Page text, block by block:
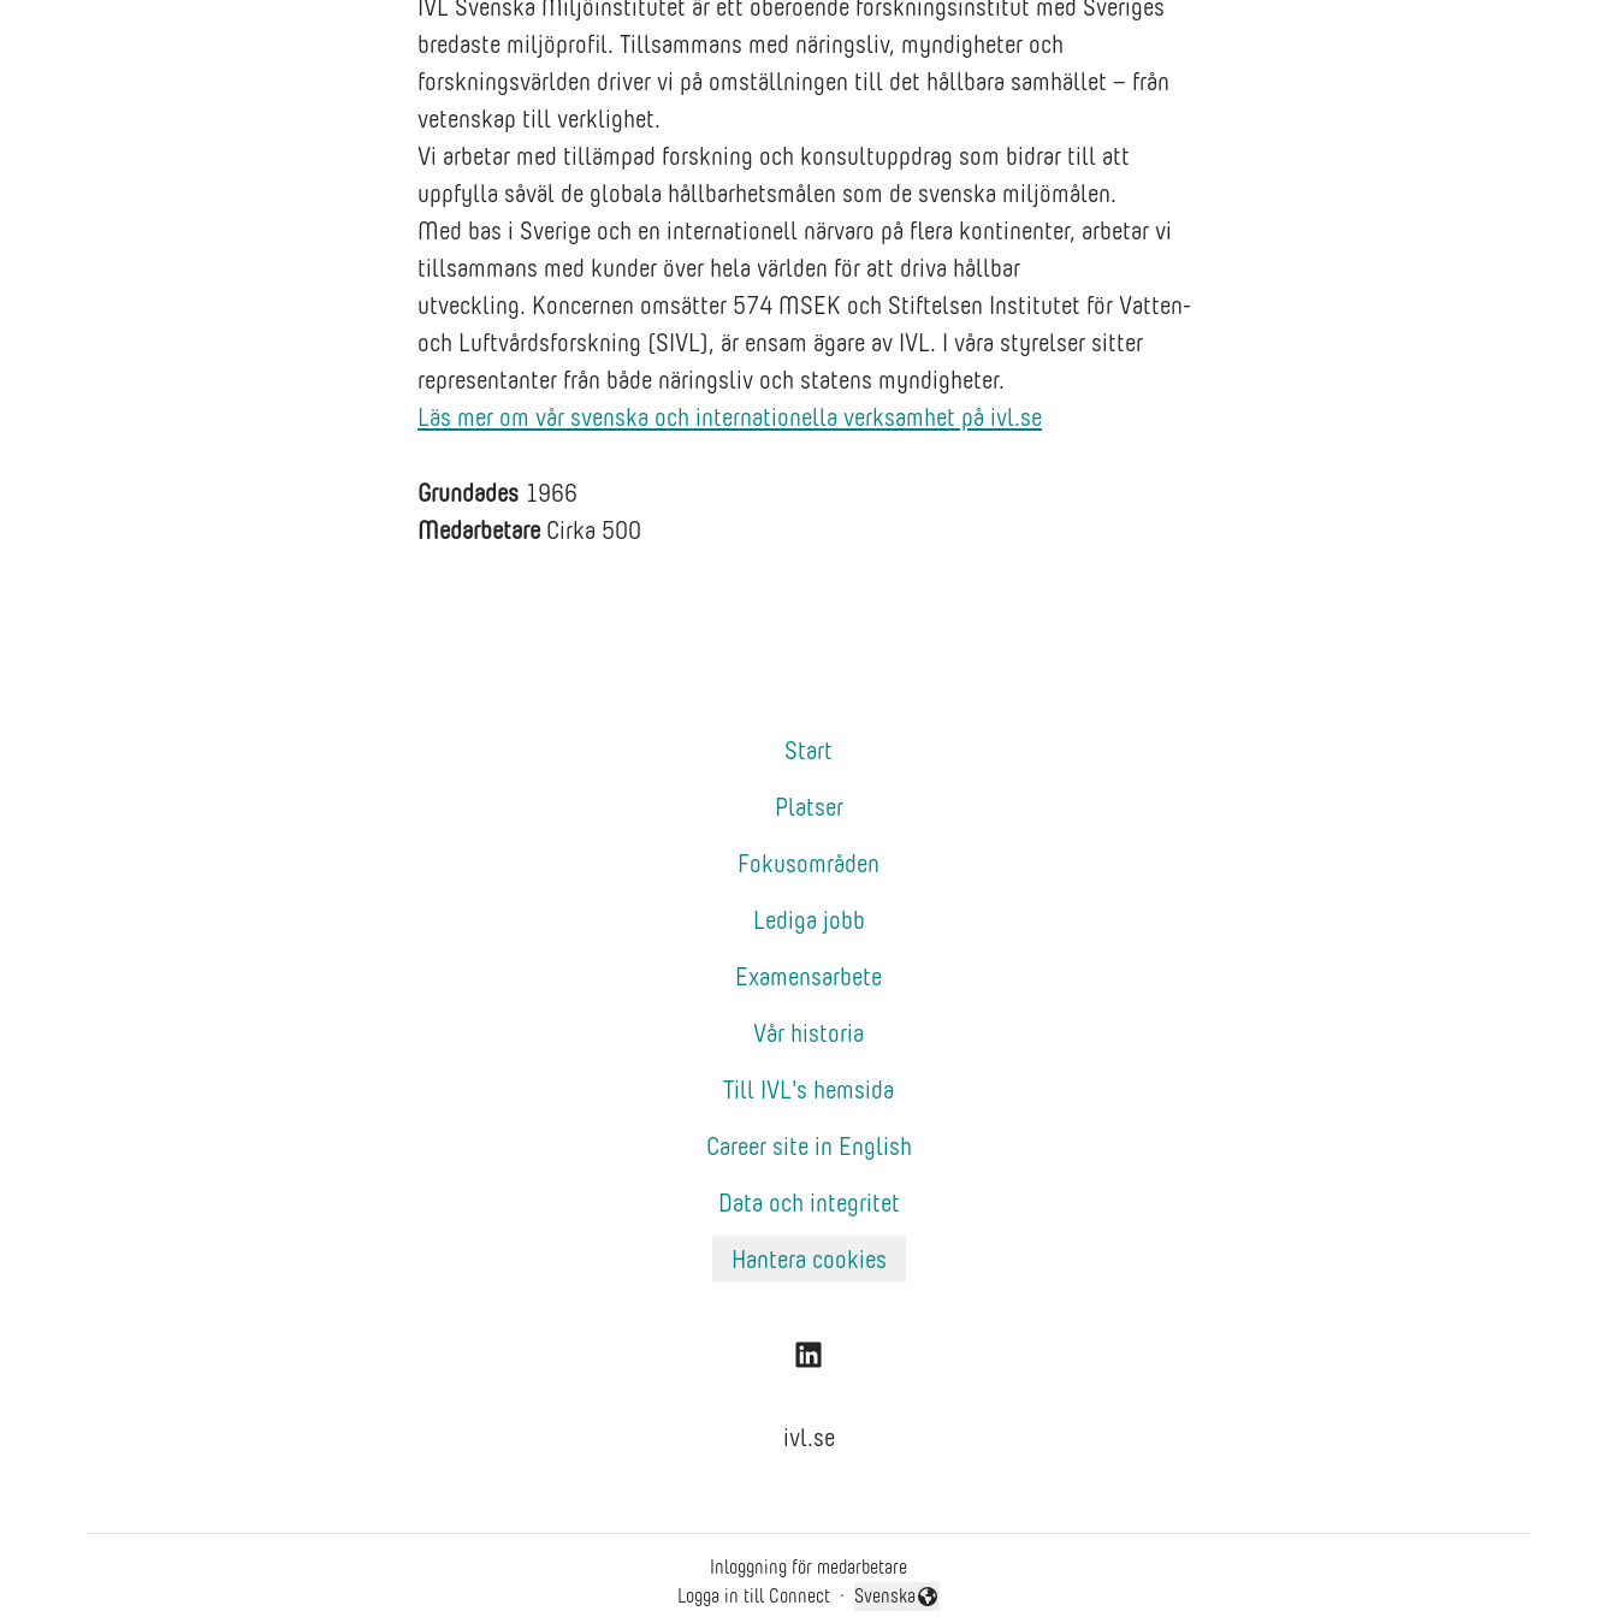
IVL Svenska Miljöinstitutet är ett oberoende forskningsinstitut med Sveriges
bredaste miljöprofil. Tillsammans med näringsliv, myndigheter och
forskningsvärlden driver vi på omställningen till det hållbara samhället – från
vetenskap till verklighet.
Vi arbetar med tillämpad forskning och konsultuppdrag som bidrar till att
uppfylla såväl de globala hållbarhetsmålen som de svenska miljömålen.
Med bas i Sverige och en internationell närvaro på flera kontinenter, arbetar vi
tillsammans med kunder över hela världen för att driva hållbar
utveckling. Koncernen omsätter 574 MSEK och Stiftelsen Institutet för Vatten-
och Luftvårdsforskning (SIVL), är ensam ägare av IVL. I våra styrelser sitter
representanter från både näringsliv och statens myndigheter.
Läs mer om vår svenska och internationella verksamhet på ivl.se
Grundades 1966
Medarbetare Cirka 500
Start
Platser
Fokusområden
Lediga jobb
Examensarbete
Vår historia
Till IVL's hemsida
Career site in English
Data och integritet
Hantera cookies
ivl.se
Inloggning för medarbetare
Logga in till Connect ·
Byt språk
Svenska